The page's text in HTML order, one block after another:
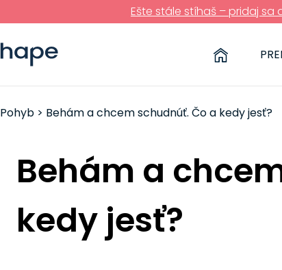
Ešte stále stíhaš – pridaj sa
Pohyb > Behám a chcem schudnúť. Čo a kedy jesť?
Behám a
kedy jesť?